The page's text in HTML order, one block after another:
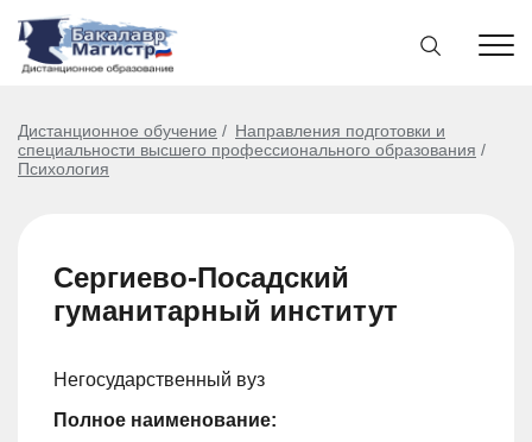
Дистанционное обучение
Направления подготовки и
специальности высшего профессионального образования
Психология
Сергиево-Посадский
гуманитарный институт
Негосударственный вуз
Полное наименование: